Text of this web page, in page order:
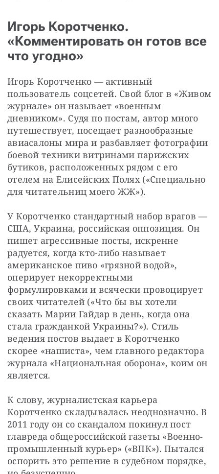
Игорь Коротченко.
«Комментировать он готов все
что угодно»
Игорь Коротченко — активный
пользователь соцсетей. Свой блог в «Живом
журнале» он называет «военным
дневником». Судя по постам, автор много
путешествует, посещает разнообразные
авиасалоны мира и разбавляет фотографии
боевой техники витринами парижских
бутиков, расположенных рядом с его
отелем на Елисейских Полях («Специально
для читательниц моего ЖЖ»).
У Коротченко стандартный набор врагов —
США, Украина, российская оппозиция. Он
пишет агрессивные посты, искренне
радуется, когда кто-либо называет
американское пиво «грязной водой»,
оперирует некорректными
формулировками и всячески провоцирует
своих читателей («Что бы вы хотели
сказать Марии Гайдар в день, когда она
стала гражданкой Украины?»). Стиль
ведения постов выдает в Коротченко
скорее «нашиста», чем главного редактора
журнала «Национальная оборона», коим он
является.
К слову, журналистская карьера
Коротченко складывалась неоднозначно. В
2011 году он со скандалом покинул пост
главреда общероссийской газеты «Военно-
промышленный курьер» («ВПК»). Пытался
оспорить это решение в судебном порядке,